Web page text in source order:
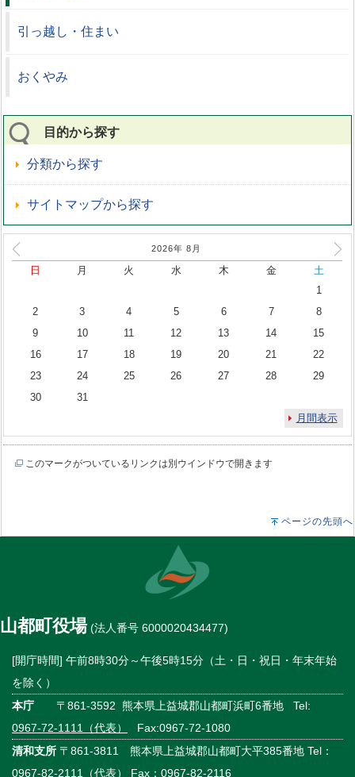
引っ越し・住まい
おくやみ
目的から探す
分類から探す
サイトマップから探す
2026年 8 月
日 月 火 水 木 金
土
1
2
3 4 5 6 7
8
9
10 11 12 13 14
15
16
17 18 19 20 21
22
23
24 25 26 27 28
29
30
31
月間表示
このマークがついているリンクは別ウインドウで開きます
ページの先頭へ
山都町役場(法人番号 6000020434477)
[開庁時間] 午前8時30分～午後5時15分（土・日・祝日・年末年始
を除く）
本庁 〒861-3592 熊本県上益城郡山都町浜町6番地 Tel:
0967-72-1111（代表）
Fax:0967-72-1080
清和支所 〒861-3811 熊本県上益城郡山都町大平385番地 Tel：
0967-82-2111（代表）
Fax：0967-82-2116